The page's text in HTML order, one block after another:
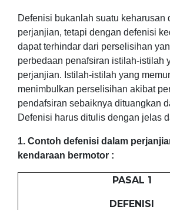
Defenisi bukanlah suatu keharusan
perjanjian, tetapi dengan defenisi
dapat terhindar dari perselisihan
perbedaan penafsiran istilah-istilah
perjanjian. Istilah-istilah yang
menimbulkan perselisihan akibat
pendafsiran sebaiknya dituangkan
Defenisi harus ditulis dengan jelas
1. Contoh defenisi dalam
kendaraan bermotor :
PASAL 1
DEFENISI